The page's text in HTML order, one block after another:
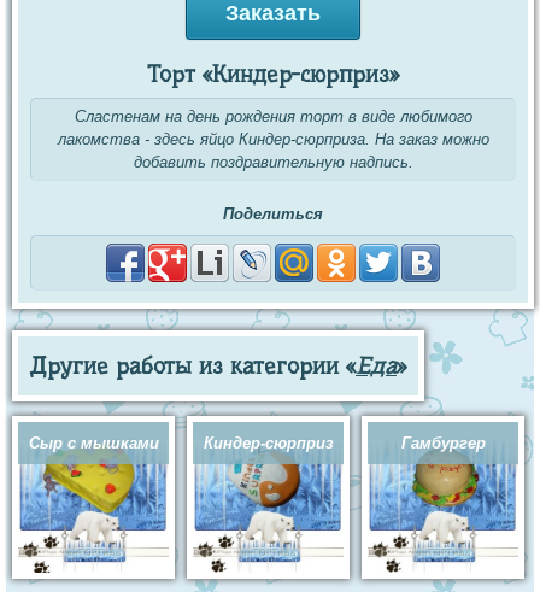
Заказать
Торт «Киндер-сюрприз»
Сластенам на день рождения торт в виде любимого
лакомства - здесь яйцо Киндер-сюрприза. На заказ можно
добавить поздравительную надпись.
Поделиться
Другие работы из категории «Еда»
Сыр с мышками Киндер-сюрприз Гамбургер